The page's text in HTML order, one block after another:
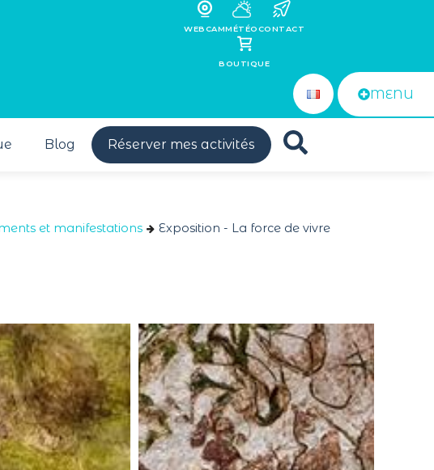
WEBCAMMÉTÉOCONTACT
BOUTIQUE
MENU
Blog Réserver mes activités
et manifestations Exposition - La force de vivre